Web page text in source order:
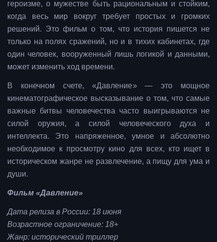
героизме, о мужестве быть рациональным и стойким,
когда весь мир вокруг требует простых и громких
решений. Это фильм о том, что история пишется не
только на полях сражений, но и в тихих кабинетах, где
один человек, вооруженный лишь логикой и данными,
может изменить ход времени.
В конечном счете, «Давление» — это мощное
кинематографическое высказывание о том, что самые
важные битвы человечества часто выигрываются не
силой оружия, а силой человеческого духа и
интеллекта. Это напряженное, умное и абсолютно
необходимое к просмотру кино для всех, кто ищет в
историческом жанре не развлечение, а пищу для ума и
души.
Фильм «Давление»
Дата релиза в России: 18 июня
Возрастное ограничение: 18+
Жанр: исторический триллер